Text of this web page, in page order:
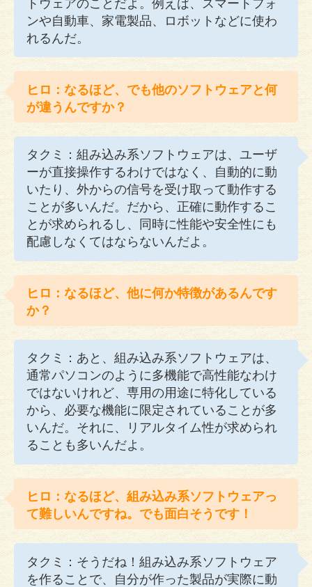
トウェアのことだよ。例えば、スマートフォ
ンや自動車、家電製品、ロボットなどに使わ
れるんだ。
ヒロ：なるほど、でも他のソフトウェアと何
が違うんですか？
タクミ：組み込み系ソフトウェアは、ユーザ
ーが直接操作するわけではなく、自動的に動
いたり、外からの信号を受け取って動作する
ことが多いんだ。だから、正確に動作するこ
とが求められるし、同時に性能や安全性にも
配慮しなくてはならないんだよ。
ヒロ：なるほど、他に何か特徴があるんです
か？
タクミ：あと、組み込み系ソフトウェアは、
通常パソコンのように多機能で高性能なわけ
ではないけれど、専用の用途に特化している
から、必要な機能に限定されていることが多
いんだ。それに、リアルタイム性が求められ
ることも多いんだよ。
ヒロ：なるほど、組み込み系ソフトウェアっ
て難しいんですね。でも面白そうです！
タクミ：そうだね！組み込み系ソフトウェア
を作ることで、自分が作った製品が実際に動